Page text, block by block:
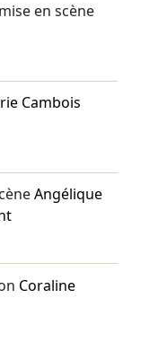
en scène
Cambois
Angélique
Coraline